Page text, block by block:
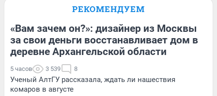
РЕКОМЕНДУЕМ
«Вам зачем он?»: дизайнер из Москвы
за свои деньги восстанавливает дом в
деревне Архангельской области
5 часов 3 539 8
Ученый АлтГУ рассказала, ждать ли нашествия
комаров в августе